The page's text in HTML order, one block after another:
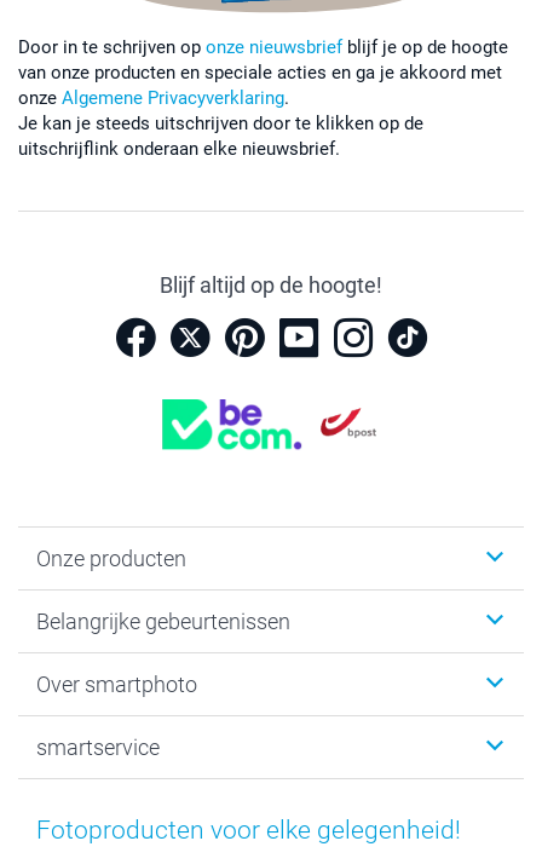
Door in te schrijven op onze nieuwsbriefblijf je op de hoogte
van onze producten en speciale acties en ga je akkoord met
onze Algemene Privacyverklaring.
Je kan je steeds uitschrijven door te klikken op de
uitschrijflink onderaan elke nieuwsbrief.
Blijf altijd op de hoogte!
Onze producten
Fotogeschenken
Fotoprints, Fotoposter & Fotoalbum met fotoprints
MyNameBook
Stickers en Etiketten
Fotokaders, Decoratie en Snoepjes
Belangrijke gebeurtenissen
Baby
Communie- en Lentefeest
Geschenken voor hem
Afstuderen
Over smartphoto
Duurzaamheid
Voorwaarden
Herroepingsrecht
smartservice
smartgarantie
smartbonus
Fotoproducten voor elke gelegenheid!